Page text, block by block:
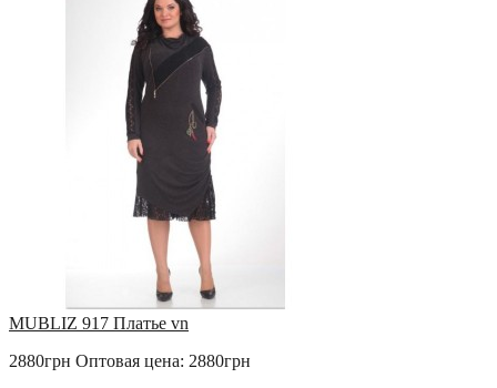
MUBLIZ 917 Платье vn
2880грн Оптовая цена: 2880грн